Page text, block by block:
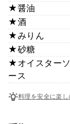
★醤油
★酒
★みりん
★砂糖
★オイスターソ
ース
料理を安全に楽